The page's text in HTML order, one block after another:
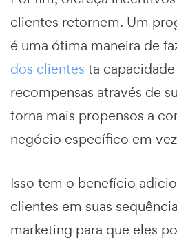
clientes retornem. Um
é uma ótima maneira de
dos clientes ta
recompensas através de
torna mais propensos a
negócio específico em
Isso tem o benefício
clientes em suas
marketing para que eles